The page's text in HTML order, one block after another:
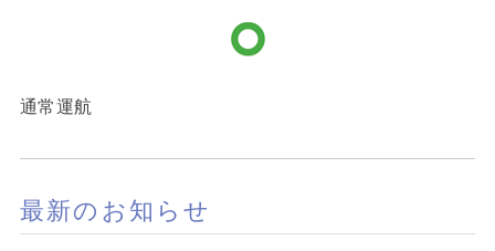
通常運航
最新のお知らせ